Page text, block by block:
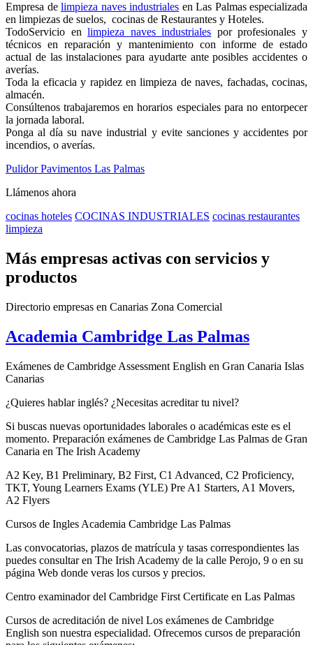
Empresa de limpieza naves industriales en Las Palmas especializada
en limpiezas de suelos, cocinas de Restaurantes y Hoteles.
TodoServicio enlimpieza naves industriales por profesionales y
técnicos en reparación y mantenimiento con informe de estado
actual de las instalaciones para ayudarte ante posibles accidentes o
averías.
Toda la eficacia y rapidez en limpieza de naves, fachadas, cocinas,
almacén.
Consúltenos trabajaremos en horarios especiales para no entorpecer
la jornada laboral.
Ponga al día su nave industrial y evite sanciones y accidentes por
incendios, o averías.
Pulidor Pavimentos Las Palmas
Llámenos ahora
cocinas hoteles COCINAS INDUSTRIALES cocinas restaurantes
limpieza
Más empresas activas con servicios y
productos
Directorio empresas en Canarias Zona Comercial
Academia Cambridge Las Palmas
Exámenes de Cambridge Assessment English en Gran Canaria Islas
Canarias
¿Quieres hablar inglés? ¿Necesitas acreditar tu nivel?
Si buscas nuevas oportunidades laborales o académicas este es el
momento. Preparación exámenes de Cambridge Las Palmas de Gran
Canaria en The Irish Academy
A2 Key, B1 Preliminary, B2 First, C1 Advanced, C2 Proficiency,
TKT, Young Learners Exams (YLE) Pre A1 Starters, A1 Movers,
A2 Flyers
Cursos de Ingles Academia Cambridge Las Palmas
Las convocatorias, plazos de matrícula y tasas correspondientes las
puedes consultar en The Irish Academy de la calle Perojo, 9 o en su
página Web donde veras los cursos y precios.
Centro examinador del Cambridge First Certificate en Las Palmas
Cursos de acreditación de nivel Los exámenes de Cambridge
English son nuestra especialidad. Ofrecemos cursos de preparación